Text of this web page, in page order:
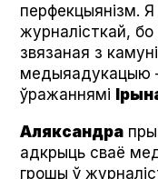
перфекцыянізм. Я
журналісткай,
звязаная з
медыяадукацыю
ўражаннямі
Аляксандра
адкрыць сваё
грошы ў